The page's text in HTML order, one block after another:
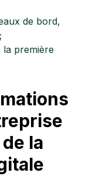
de bord,
la première
la